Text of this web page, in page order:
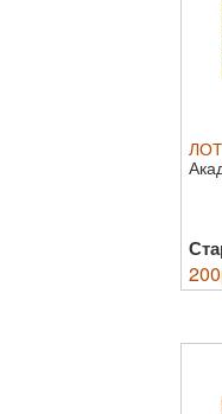
ЛОТ
200